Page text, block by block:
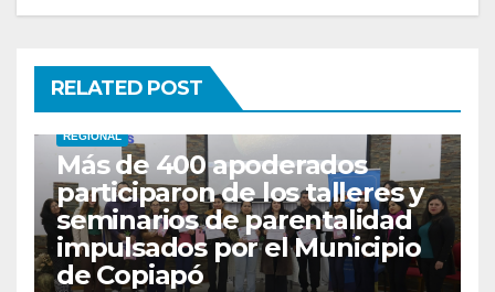
RELATED POST
REGIONAL
Más de 400 apoderados
participaron de los talleres y
seminarios de parentalidad
impulsados por el Municipio
de Copiapó